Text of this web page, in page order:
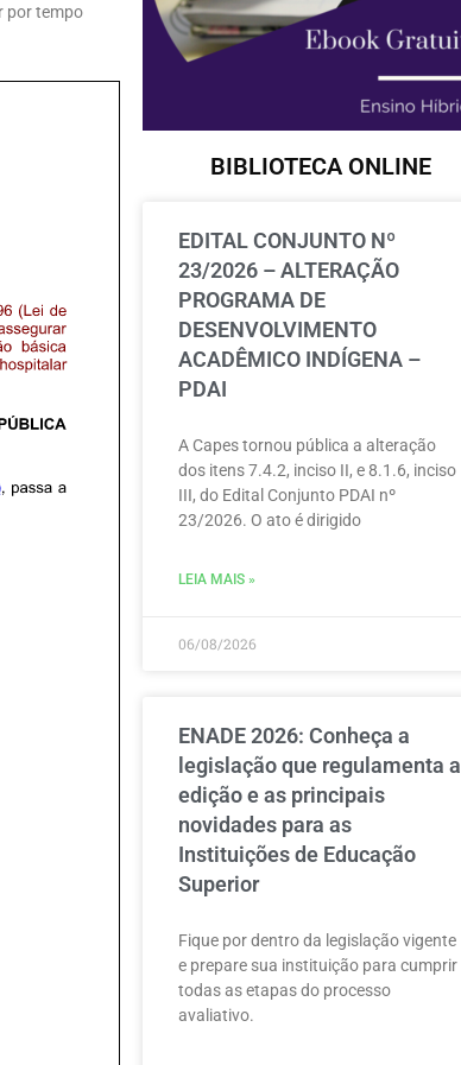
por tempo
BIBLIOTECA ONLINE
EDITAL CONJUNTO Nº
23/2026 – ALTERAÇÃO
PROGRAMA DE
DESENVOLVIMENTO
ACADÊMICO INDÍGENA –
PDAI
A Capes tornou pública a alteração
dos itens 7.4.2, inciso II, e 8.1.6, inciso
III, do Edital Conjunto PDAI nº
23/2026. O ato é dirigido
LEIA MAIS »
06/08/2026
ENADE 2026: Conheça a
legislação que regulamenta a
edição e as principais
novidades para as
Instituições de Educação
Superior
Fique por dentro da legislação vigente
e prepare sua instituição para cumprir
todas as etapas do processo
avaliativo.